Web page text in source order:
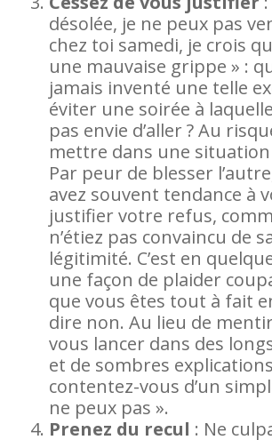
désolée, je ne peux pas
chez toi samedi, je crois
une mauvaise grippe » :
jamais inventé une telle
éviter une soirée à
pas envie d’aller ? Au
mettre dans une situation
Par peur de blesser
avez souvent tendance à
justifier votre refus,
n’étiez pas convaincu de
légitimité. C’est en
une façon de plaider
que vous êtes tout à fait
dire non. Au lieu de
vous lancer dans des
et de sombres
contentez-vous d’un
ne peux pas ».
Prenez du recul : Ne